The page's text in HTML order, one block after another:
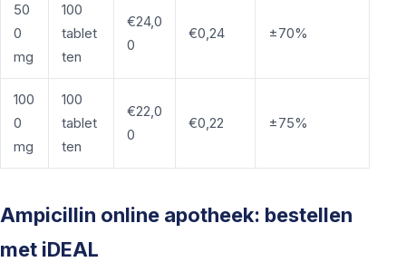
50
0
mg
100
tablet
ten
€24,0
0
€0,24 ±70%
100
0
mg
100
tablet
ten
€22,0
0
€0,22 ±75%
Ampicillin online apotheek: bestellen
met iDEAL